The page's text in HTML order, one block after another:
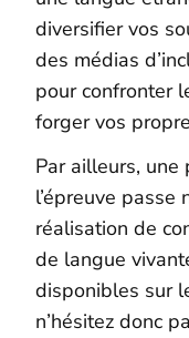
diversifier vos
des médias
pour confronter
forger vos
Par ailleurs,
l’épreuve
réalisation de
de langue
disponibles sur
n’hésitez donc